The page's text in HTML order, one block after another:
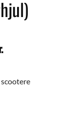
Den
er:
99,00 kr..